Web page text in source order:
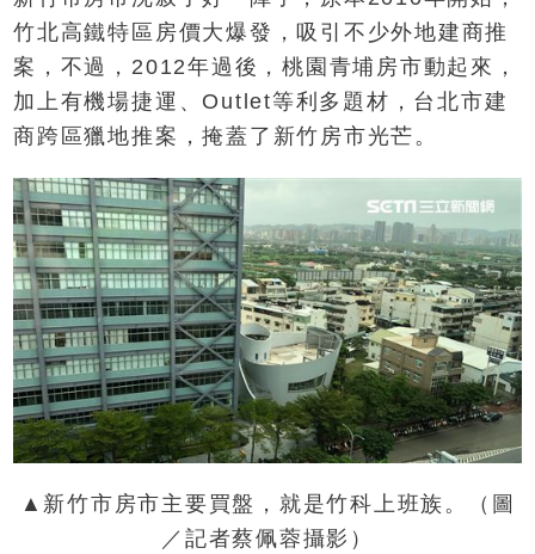
竹北高鐵特區房價大爆發，吸引不少外地建商推
案，不過，2012年過後，桃園青埔房市動起來，
加上有機場捷運、Outlet等利多題材，台北市建
商跨區獵地推案，掩蓋了新竹房市光芒。
▲新竹市房市主要買盤，就是竹科上班族。（圖
／記者蔡佩蓉攝影）